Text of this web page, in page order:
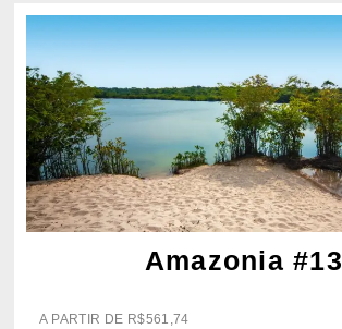
Amazonia #13
A PARTIR DE R$561,74